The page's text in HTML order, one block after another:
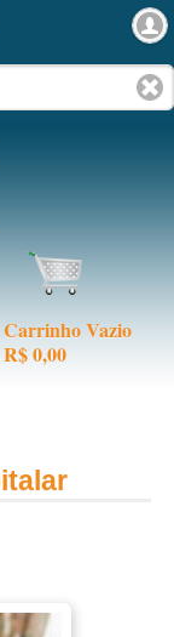
Carrinho Vazio
R$ 0,00